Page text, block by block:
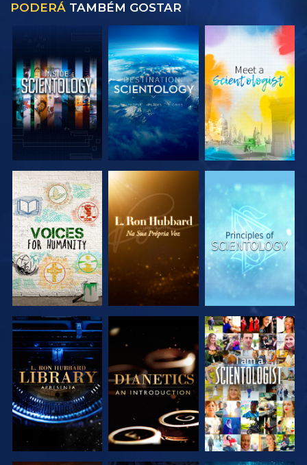
PODERÁ TAMBÉM GOSTAR
EXPLORAR A
SÉRIE
EXPLORAR A
SÉRIE
EXPLORAR A
SÉRIE
EXPLORAR A
SÉRIE
EXPLORAR A
SÉRIE
VER